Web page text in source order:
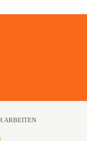
ARBEITEN